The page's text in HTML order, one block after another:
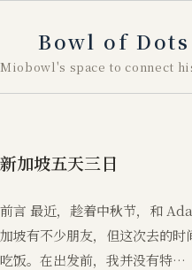
容
Bowl of Dots
Miobowl's space to connect
新加坡五天三日
前言 最近，趁着中秋节，和
加坡有不少朋友，但这次去的
吃饭。在出发前，我并没有特…